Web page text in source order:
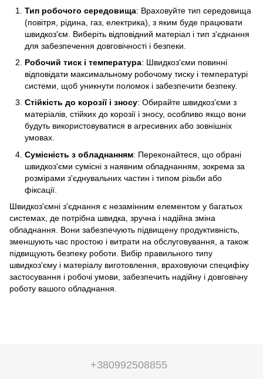
Тип робочого середовища: Враховуйте тип середовища
(повітря, рідина, газ, електрика), з яким буде працювати
швидкоз'єм. Виберіть відповідний матеріал і тип з'єднання
для забезпечення довговічності і безпеки.
Робочий тиск і температура: Швидкоз'єми повинні
відповідати максимальному робочому тиску і температурі
системи, щоб уникнути поломок і забезпечити безпеку.
Стійкість до корозії і зносу: Обирайте швидкоз'єми з
матеріалів, стійких до корозії і зносу, особливо якщо вони
будуть використовуватися в агресивних або зовнішніх
умовах.
Сумісність з обладнанням: Переконайтеся, що обрані
швидкоз'єми сумісні з наявним обладнанням, зокрема за
розмірами з'єднувальних частин і типом різьби або
фіксації.
Швидкоз'ємні з'єднання є незамінним елементом у багатьох
системах, де потрібна швидка, зручна і надійна зміна
обладнання. Вони забезпечують підвищену продуктивність,
зменшують час простою і витрати на обслуговування, а також
підвищують безпеку роботи. Вибір правильного типу
швидкоз'єму і матеріалу виготовлення, враховуючи специфіку
застосування і робочі умови, забезпечить надійну і довговічну
роботу вашого обладнання.
+380992508855